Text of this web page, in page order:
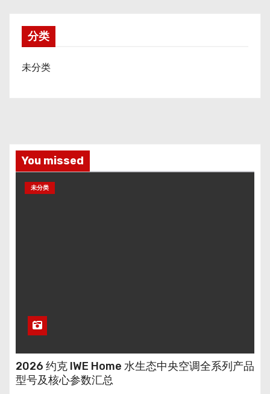
分类
未分类
You missed
未分类
2026 约克 IWE Home 水生态中央空调全系列产品
型号及核心参数汇总